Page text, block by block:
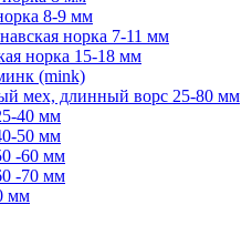
8-9 мм
норка 7-11 мм
норка 15-18 мм
(mink)
мех, длинный ворс 25-80 мм
40 мм
50 мм
-60 мм
-70 мм
мм